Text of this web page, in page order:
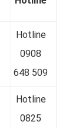
Hotline
0908
648 509
Hotline
0825